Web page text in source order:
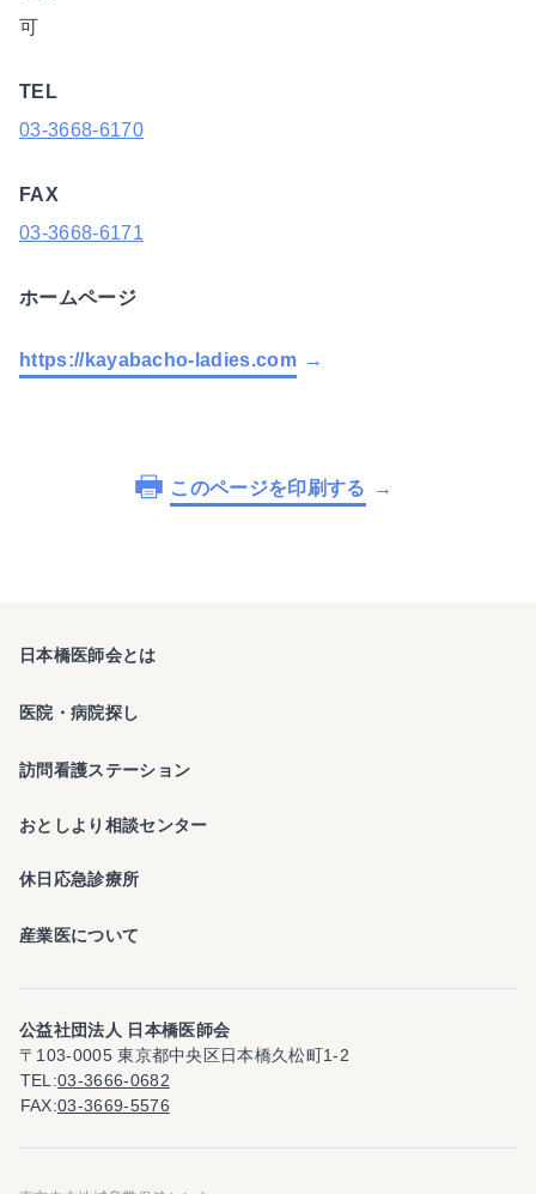
可
TEL
03-3668-6170
FAX
03-3668-6171
ホームページ
https://kayabacho-ladies.com
このページを印刷する
日本橋医師会とは
医院・病院探し
訪問看護ステーション
おとしより相談センター
休日応急診療所
産業医について
公益社団法人 日本橋医師会
〒103-0005 東京都中央区日本橋久松町1-2
TEL
03-3666-0682
FAX 03-3669-5576